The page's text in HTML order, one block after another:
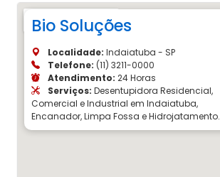
Bio Soluções
Localidade: Indaiatuba - SP
Telefone: (11) 3211-0000
Atendimento: 24 Horas
Serviços: Desentupidora Residencial,
Comercial e Industrial em Indaiatuba,
Encanador, Limpa Fossa e Hidrojatamento.